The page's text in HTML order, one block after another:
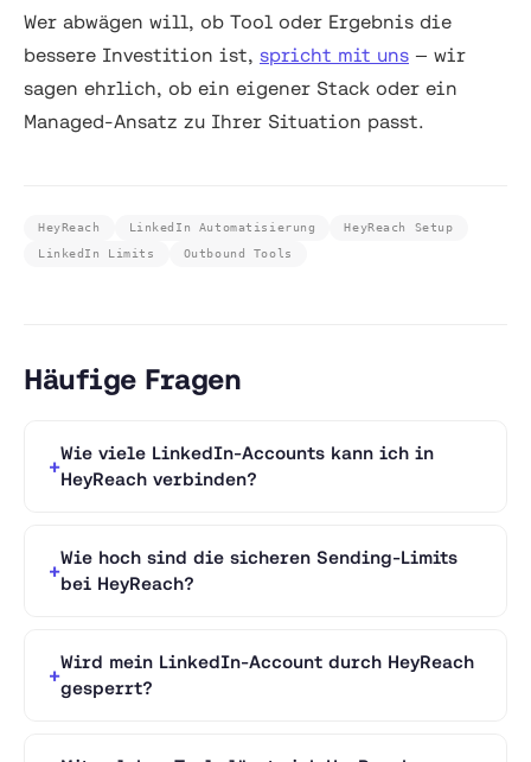
Wer abwägen will, ob Tool oder Ergebnis die
bessere Investition ist, spricht mit uns — wir
sagen ehrlich, ob ein eigener Stack oder ein
Managed-Ansatz zu Ihrer Situation passt.
HeyReach LinkedIn Automatisierung
HeyReach Setup
LinkedIn Limits
Outbound Tools
Häufige Fragen
Wie viele LinkedIn-Accounts kann ich in
HeyReach verbinden?
Wie hoch sind die sicheren Sending-Limits
bei HeyReach?
Wird mein LinkedIn-Account durch HeyReach
gesperrt?